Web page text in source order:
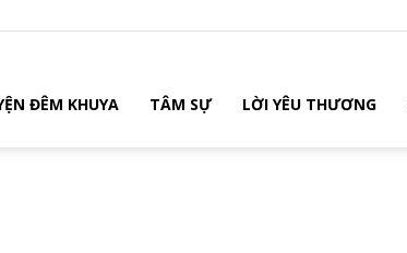
ĐÊM KHUYA TÂM SỰ LỜI YÊU THƯƠNG